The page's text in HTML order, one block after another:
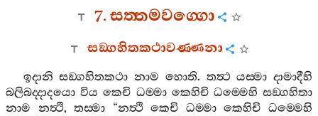
7.සත‍්තමවග‍්ගො
සඞ‍්ගහිතකථාවණ‍්ණනා
ඉදානි සඞ‍්ගහිතකථා නාම හොති. තත්‍ථ යස‍්මා දාමාදීහි
බලිබද‍්දාදයො විය කෙචි ධම‍්මා කෙහිචි ධම‍්මෙහි සඞ‍්ගහිතා
නාම
නත්‍ථි,තස‍්මා “නත්‍ථි කෙචි ධම‍්මා කෙහිචි ධම‍්මෙහි